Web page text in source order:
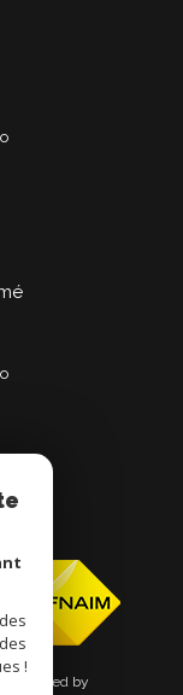
powered by
!